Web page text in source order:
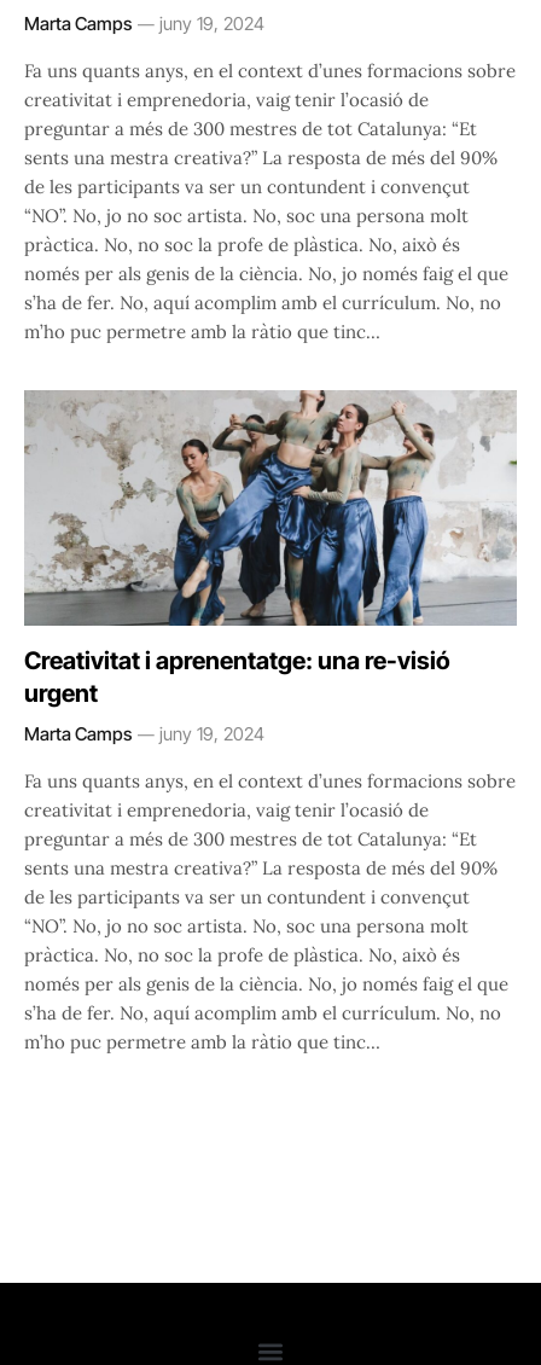
Marta Camps juny 19, 2024
Fa uns quants anys, en el context d’unes formacions sobre
creativitat i emprenedoria, vaig tenir l’ocasió de
preguntar a més de 300 mestres de tot Catalunya: “Et
sents una mestra creativa?” La resposta de més del 90%
de les participants va ser un contundent i convençut
“NO”. No, jo no soc artista. No, soc una persona molt
pràctica. No, no soc la profe de plàstica. No, això és
només per als genis de la ciència. No, jo només faig el que
s’ha de fer. No, aquí acomplim amb el currículum. No, no
m’ho puc permetre amb la ràtio que tinc…
Creativitat i aprenentatge: una re-visió
urgent
Marta Camps juny 19, 2024
Fa uns quants anys, en el context d’unes formacions sobre
creativitat i emprenedoria, vaig tenir l’ocasió de
preguntar a més de 300 mestres de tot Catalunya: “Et
sents una mestra creativa?” La resposta de més del 90%
de les participants va ser un contundent i convençut
“NO”. No, jo no soc artista. No, soc una persona molt
pràctica. No, no soc la profe de plàstica. No, això és
només per als genis de la ciència. No, jo només faig el que
s’ha de fer. No, aquí acomplim amb el currículum. No, no
m’ho puc permetre amb la ràtio que tinc…